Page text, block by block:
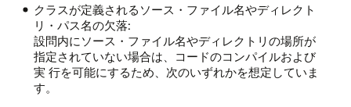
クラスが定義されるソース・ファイル名やディレクト
リ・パス名の欠落:
設問内にソース・ファイル名やディレクトリの場所が
指定されていない場合は、コードのコンパイルおよび
実 行を可能にするため、次のいずれかを想定していま
す。